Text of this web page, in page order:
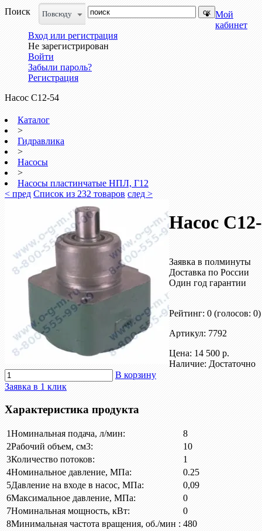
Поиск
Повсюду
Мой
кабинет
Вход или регистрация
Не зарегистрирован
Войти
Забыли пароль?
Регистрация
Насос С12-54
Каталог
>
Гидравлика
>
Насосы
>
Насосы пластинчатые НПЛ, Г12
< пред Список из 232 товаров след >
Насос
Заявка в полминуты
Доставка по России
Один год гарантии
Рейтинг: 0 (голосов: 0)
Артикул: 7792
Цена: 14 500 р.
Наличие: Достаточно
В корзину
Заявка в 1 клик
Характеристика продукта
1Номинальная подача, л/мин:
8
2Рабочий объем, см3:
10
3Количество потоков:
1
4Номинальное давление, МПа:
0.25
5Давление на входе в насос, МПа:
0,09
6Максимальное давление, МПа:
0
7Номинальная мощность, кВт:
0
8Минимальная частота вращения, об./мин : 480